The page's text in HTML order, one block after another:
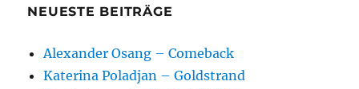
NEUESTE BEITRÄGE
Alexander Osang – Comeback
Katerina Poladjan – Goldstrand